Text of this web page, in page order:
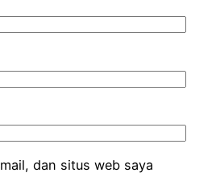
dan situs web saya